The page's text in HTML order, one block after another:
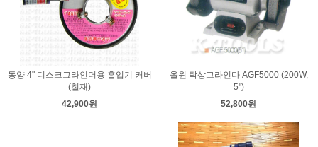
동양 4" 디스크그라인더용 흡입기 커버
(철재)
42,900원
올윈 탁상그라인다 AGF5000 (200W,
5")
52,800원